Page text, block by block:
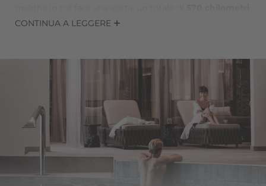
di percorsi ciclistici, sia per e-bike sia per mountain
chilometri nell’impianto per biathlon estivo e molto
altro ancora. E queste erano soltanto le attività estive!
In inverno, attorno al nostro hotel a Seefeld a 4 stelle vi
attendono 271 chilometri di piste per lo sci di fondo, 37
chilometri di piste assolate per lo sci e lo snowboard,
l’impianto per biathlon più moderno d’Europadotato
di 30 poligono di tiro, 142 chilometri di sentieri innevati
per le vostre escursioni invernali, numerose
slittino, piste di pattinaggio
CONTINUA A LEGGERE
Consenso marketing*